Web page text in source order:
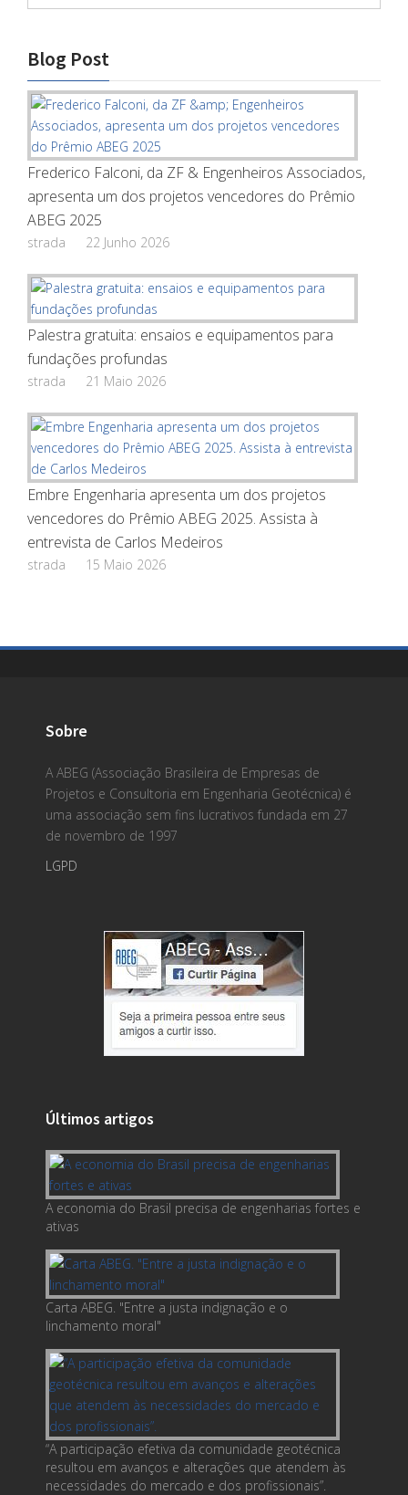
Blog Post
Frederico Falconi, da ZF & Engenheiros Associados,
apresenta um dos projetos vencedores do Prêmio
ABEG 2025
strada 22 Junho 2026
Palestra gratuita: ensaios e equipamentos para
fundações profundas
strada 21 Maio 2026
Embre Engenharia apresenta um dos projetos
vencedores do Prêmio ABEG 2025. Assista à
entrevista de Carlos Medeiros
strada 15 Maio 2026
Sobre
A ABEG (Associação Brasileira de Empresas de
Projetos e Consultoria em Engenharia Geotécnica) é
uma associação sem fins lucrativos fundada em 27
de novembro de 1997
LGPD
Últimos artigos
A economia do Brasil precisa de engenharias fortes e
ativas
Carta ABEG. "Entre a justa indignação e o
linchamento moral"
“A participação efetiva da comunidade geotécnica
resultou em avanços e alterações que atendem às
necessidades do mercado e dos profissionais”.